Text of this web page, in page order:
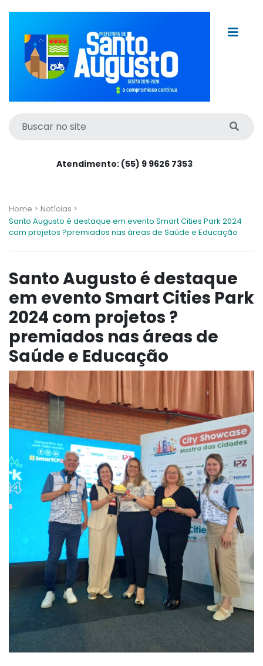
Atendimento: (55) 9 9626 7353
Home > Notícias >
Santo Augusto é destaque em evento Smart Cities Park 2024
com projetos ?premiados nas áreas de Saúde e Educação
Santo Augusto é destaque
em evento Smart Cities Park
2024 com projetos ?
premiados nas áreas de
Saúde e Educação